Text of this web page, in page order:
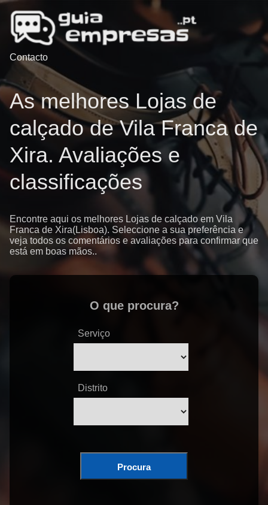
Contacto
As melhores Lojas de
calçado de Vila Franca de
Xira. Avaliações e
classificações
Encontre aqui os melhores Lojas de calçado em Vila
Franca de Xira(Lisboa). Seleccione a sua preferência e
veja todos os comentários e avaliações para confirmar que
está em boas mãos..
O que procura?
Serviço
Distrito
Procura